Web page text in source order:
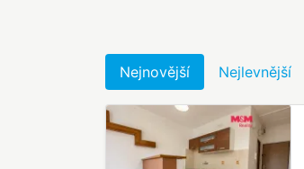
Nejnovější Nejlevnější